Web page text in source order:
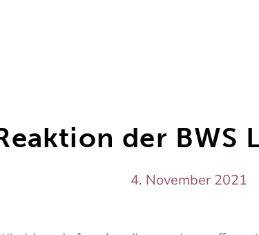
der BWS
4. November 2021